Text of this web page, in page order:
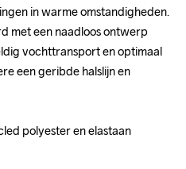
in warme omstandigheden.
met een naadloos ontwerp
vochttransport en optimaal
een geribde halslijn en
polyester en elastaan
in warme omstandigheden.
met een naadloos ontwerp
vochttransport en optimaal
een geribde halslijn en
polyester en elastaan